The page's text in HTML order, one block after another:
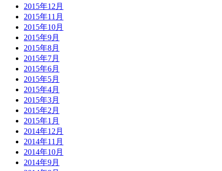
2015年12月
2015年11月
2015年10月
2015年9月
2015年8月
2015年7月
2015年6月
2015年5月
2015年4月
2015年3月
2015年2月
2015年1月
2014年12月
2014年11月
2014年10月
2014年9月